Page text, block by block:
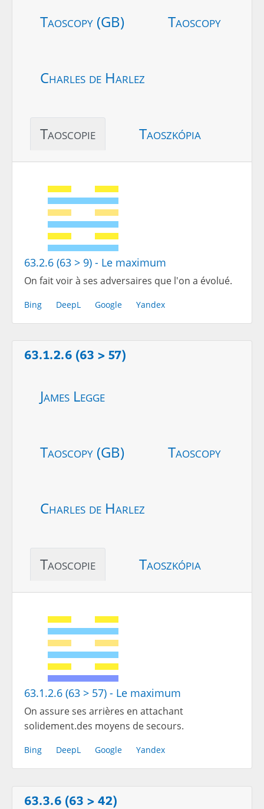
Taoscopy (GB) Taoscopy
Charles de Harlez
Taoscopie Taoszkópia
63.2.6 (63 > 9) - Le maximum
On fait voir à ses adversaires que l'on a évolué.
Bing DeepL Google Yandex
63.1.2.6 (63 > 57)
James Legge
Taoscopy (GB) Taoscopy
Charles de Harlez
Taoscopie Taoszkópia
63.1.2.6 (63 > 57) - Le maximum
On assure ses arrières en attachant
solidement.des moyens de secours.
Bing DeepL Google Yandex
63.3.6 (63 > 42)